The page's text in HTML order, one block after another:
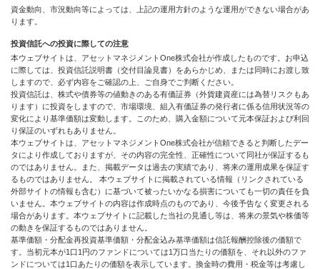
資金動向、市況動向等によっては、上記の運用方針のような運用ができない場合があ
ります。
投資信託への投資に際しての注意
本ウェブサイトは、アセットマネジメントOne株式会社が作成したものです。お申込
に際しては、投資信託説明書（交付目論見書）をあらかじめ、または同時にお渡し致
しますので、必ず内容をご確認の上、ご自身でご判断ください。
投資信託は、株式や債券等の値動きのある有価証券（外貨建資産には為替リスクもあ
ります）に投資をしますので、市場環境、組入有価証券の発行者に係る信用状況等の
変化により基準価額は変動します。このため、購入金額について元本保証および利回
り保証のいずれもありません。
本ウェブサイトは、アセットマネジメントOne株式会社が信頼できると判断したデー
タにより作成しておりますが、その内容の完全性、正確性について同社が保証するも
のではありません。また、掲載データは過去の実績であり、将来の運用成果を保証す
るものではありません。 本ウェブサイトに掲載されている情報（リンクされている
外部サイトの情報も含む）に基づいて被ったいかなる損害についても一切の責任を負
いません。本ウェブサイトの内容は作成時点のものであり、今後予告なく変更される
場合があります。本ウェブサイトに記載した当社の見通し等は、将来の景気や株価等
の動きを保証するものではありません。
基準価額・分配金再投資基準価額・分配金込み基準価額は信託報酬控除後の価額で
す。当初元本が1口1円のファンドについては1万口当たりの価額を、それ以外のファ
ンドについては1口あたりの価額を表示しています。換金時の費用・税金等は考慮し